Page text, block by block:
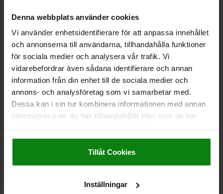
Denna webbplats använder cookies
Vi använder enhetsidentifierare för att anpassa innehållet
och annonserna till användarna, tillhandahålla funktioner
för sociala medier och analysera vår trafik. Vi
vidarebefordrar även sådana identifierare och annan
information från din enhet till de sociala medier och
annons- och analysföretag som vi samarbetar med.
Dessa kan i sin tur kombinera informationen med annan
information som du har tillhandahållit eller som de har
Impressum|Dataskydd|AGB
Tillåt Cookies
Inställningar
03415-10
KULSPÄRRBULT MED SPÄRR UPPTILL, FORM:A MED
LÄNGD=3,5
SKJUVKRAFT TVÅSKÄRIG MAX. KN=26 FORM=A D=15,5
FÄSTHÅL H11=8